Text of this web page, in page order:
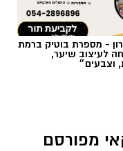
- מספרת בוטיק ברמת
לעיצוב שיער,
וצבעים״
מפורסם